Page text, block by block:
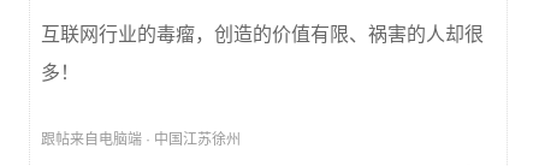
互联网行业的毒瘤，创造的价值有限、祸害的人却很
多！
跟帖来自电脑端 · 中国江苏徐州